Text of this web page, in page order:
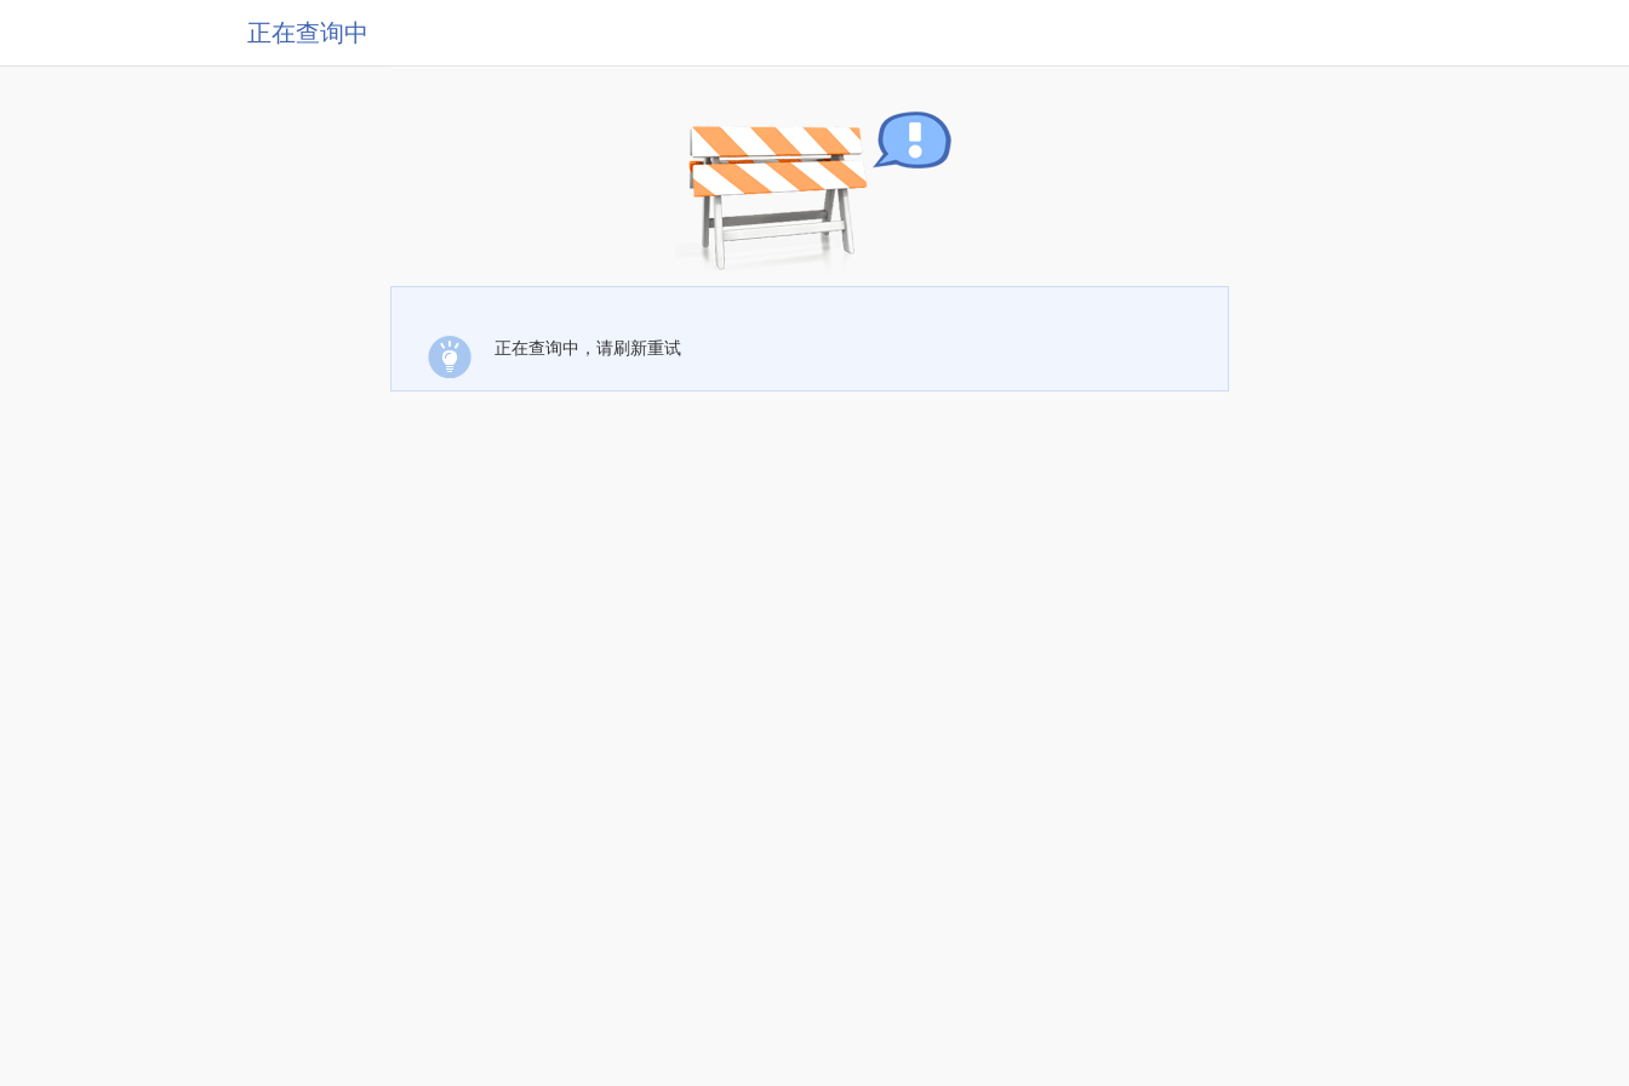
正在查询中
正在查询中，请刷新重试